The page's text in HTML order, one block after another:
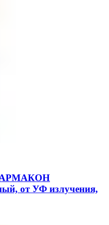
АРМАКОН
от УФ излучения,